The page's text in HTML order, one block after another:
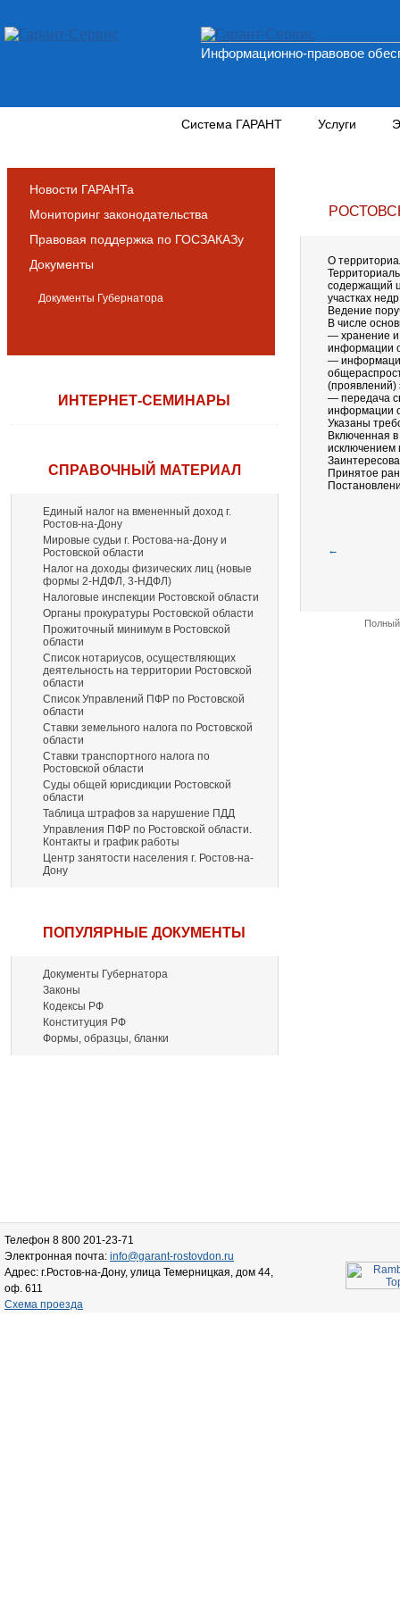
Информационно-правовое
Система ГАРАНТ Услуги
Новости ГАРАНТа
Мониторинг законодательства
Правовая поддержка по ГОСЗАКАЗу
Документы
Документы Губернатора
ИНТЕРНЕТ-СЕМИНАРЫ
СПРАВОЧНЫЙ МАТЕРИАЛ
Единый налог на вмененный доход г.
Ростов-на-Дону
Мировые судьи г. Ростова-на-Дону и
Ростовской области
Налог на доходы физических лиц (новые
формы 2-НДФЛ, 3-НДФЛ)
Налоговые инспекции Ростовской области
Органы прокуратуры Ростовской области
Прожиточный минимум в Ростовской
области
Список нотариусов, осуществляющих
деятельность на территории Ростовской
области
Список Управлений ПФР по Ростовской
области
Ставки земельного налога по Ростовской
области
Ставки транспортного налога по
Ростовской области
Суды общей юрисдикции Ростовской
области
Таблица штрафов за нарушение ПДД
Управления ПФР по Ростовской области.
Контакты и график работы
Центр занятости населения г. Ростов-на-
Дону
ПОПУЛЯРНЫЕ ДОКУМЕНТЫ
Документы Губернатора
Законы
Кодексы РФ
Конституция РФ
Формы, образцы, бланки
О
содержащий
участках
Ведение
В числе
— хранение и
информации о
—
(проявлений)
— передача
информации
Указаны
Включенная
исключением
Принятое
←
Телефон 8 800 201-23-71
Электронная почта: info@garant-rostovdon.ru
Адрес: г.Ростов-на-Дону, улица Темерницкая, дом 44,
оф. 611
Схема проезда